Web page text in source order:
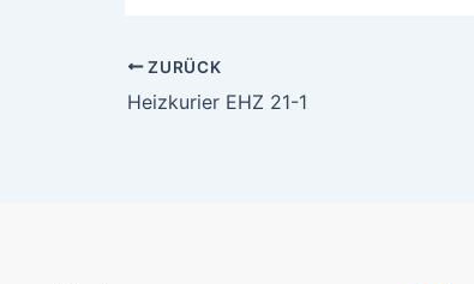
ZURÜCK
Heizkurier EHZ 21-1